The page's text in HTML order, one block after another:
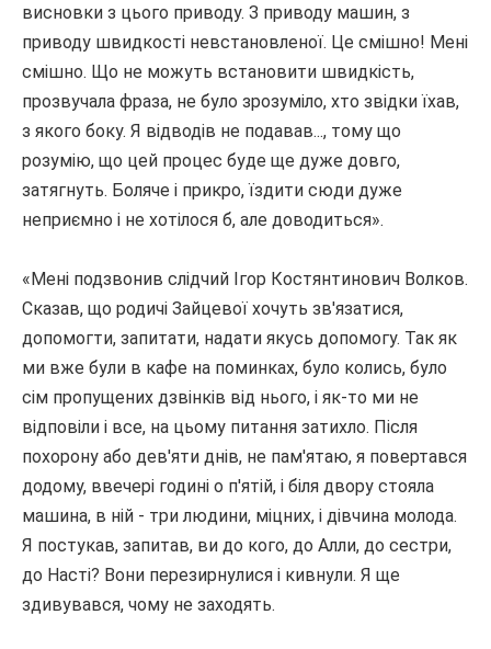
висновки з цього приводу. З приводу машин, з
приводу швидкості невстановленої. Це смішно! Мені
смішно. Що не можуть встановити швидкість,
прозвучала фраза, не було зрозуміло, хто звідки їхав,
з якого боку. Я відводів не подавав..., тому що
розумію, що цей процес буде ще дуже довго,
затягнуть. Боляче і прикро, їздити сюди дуже
неприємно і не хотілося б, але доводиться».
«Мені подзвонив слідчий Ігор Костянтинович Волков.
Сказав, що родичі Зайцевої хочуть зв'язатися,
допомогти, запитати, надати якусь допомогу. Так як
ми вже були в кафе на поминках, було колись, було
сім пропущених дзвінків від нього, і як-то ми не
відповіли і все, на цьому питання затихло. Після
похорону або дев'яти днів, не пам'ятаю, я повертався
додому, ввечері годині о п'ятій, і біля двору стояла
машина, в ній - три людини, міцних, і дівчина молода.
Я постукав, запитав, ви до кого, до Алли, до сестри,
до Насті? Вони перезирнулися і кивнули. Я ще
здивувався, чому не заходять.